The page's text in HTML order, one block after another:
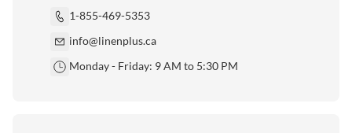
1-855-469-5353
info@linenplus.ca
Monday - Friday: 9 AM to 5:30 PM